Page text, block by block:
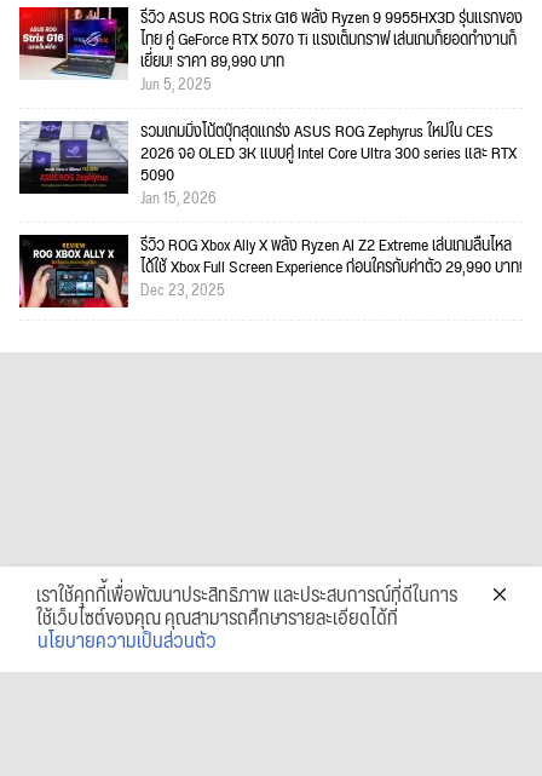
รีวิว ASUS ROG Strix G16 พลัง Ryzen 9 9955HX3D รุ่นแรกของ
ไทย คู่ GeForce RTX 5070 Ti แรงเต็มกราฟ เล่นเกมก็ยอดทำงานก็
เยี่ยม! ราคา 89,990 บาท
Jun 5, 2025
รวมเกมมิ่งโน้ตบุ๊กสุดแกร่ง ASUS ROG Zephyrus ใหม่ใน CES
2026 จอ OLED 3K แบบคู่ Intel Core Ultra 300 series และ RTX
5090
Jan 15, 2026
รีวิว ROG Xbox Ally X พลัง Ryzen AI Z2 Extreme เล่นเกมลื่นไหล
ได้ใช้ Xbox Full Screen Experience ก่อนใครกับค่าตัว 29,990 บาท!
Dec 23, 2025
เราใช้คุกกี้เพื่อพัฒนาประสิทธิภาพ และประสบการณ์ที่ดีในการ
ใช้เว็บไซต์ของคุณ คุณสามารถศึกษารายละเอียดได้ที่
นโยบายความเป็นส่วนตัว